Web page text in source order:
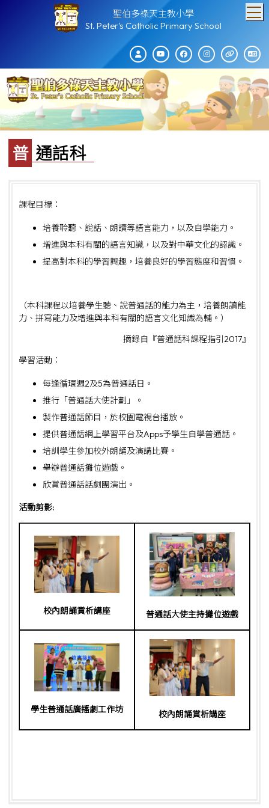
聖伯多祿天主教小學
St. Peter's Catholic Primary School
普通話科
課程目標：
培養聆聽、說話、朗讀等語言能力，以及自學能力。
增進與本科有關的語言知識，以及對中華文化的認識。
提高對本科的學習興趣，培養良好的學習態度和習慣。
（本科課程以培養學生聽、說普通話的能力為主，培養朗讀能
力、拼寫能力及增進與本科有關的語言文化知識為輔。）
摘錄自『普通話科課程指引2017』
學習活動：
每逢循環週2及5為普通話日。
推行「普通話大使計劃」。
製作普通話節目，於校園電視台播放。
提供普通話網上學習平台及Apps予學生自學普通話。
培訓學生參加校外朗誦及演講比賽。
舉辦普通話攤位遊戲。
欣賞普通話話劇團演出。
活動剪影:
校內朗誦賞析講座 普通話大使主持攤位遊戲
學生普通話廣播劇工作坊 校內朗誦賞析講座